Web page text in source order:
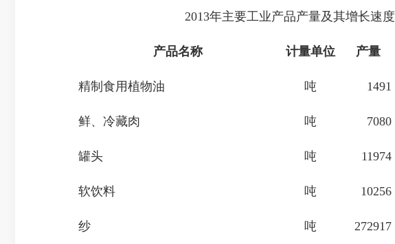
2013年主要工业产品产量及其增长速度
产品名称 计量单位 产量
精制食用植物油 吨 1491
鲜、冷藏肉 吨 7080
罐头 吨 11974
软饮料 吨 10256
纱 吨 272917